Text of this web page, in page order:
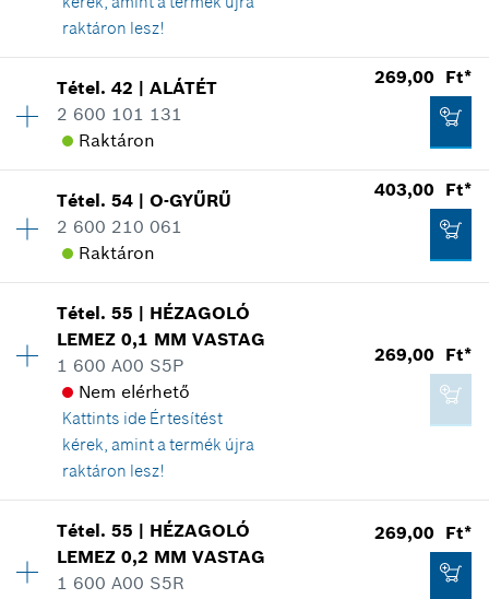
*A feltüntetett árak ajánlott bruttó
403,00 Ft*
*A feltüntetett árak ajánlott bruttó
kiskereskedelmi árak
Kosárba teszem
raktáron lesz!
Árcsoport :11
Tartalék alkatrész információ
Az ábrán látható
403,00 Ft*
*A feltüntetett árak ajánlott bruttó
kiskereskedelmi árak
Kosárba teszem
Tétel.42 |ALÁTÉT
2 600 101 131
Raktáron
269,00 Ft*
Elérhetőség 1
Árcsoport :10
Tartalék alkatrész információ
Hol kerül használatra
Az ábrán látható
269,00 Ft*
Tétel.54 |O-GYŰRŰ
2 600 210 061
Raktáron
403,00 Ft*
Elérhetőség 1
Árcsoport:11
Tartalék alkatrész információ
Hol kerül használatra
Az ábrán látható
403,00 Ft*
Tétel.55 | HÉZAGOLÓ
LEMEZ 0,1 MM VASTAG
1 600 A00 S5P
Nem elérhető
Kattints ide Értesítést
kérek, amint a termék újra
raktáron lesz!
269,00 Ft*
Árcsoport :10
Tartalék alkatrész információ
Tétel.55 | HÉZAGOLÓ
LEMEZ 0,2 MM VASTAG
1 600 A00 S5R
269,00 Ft*